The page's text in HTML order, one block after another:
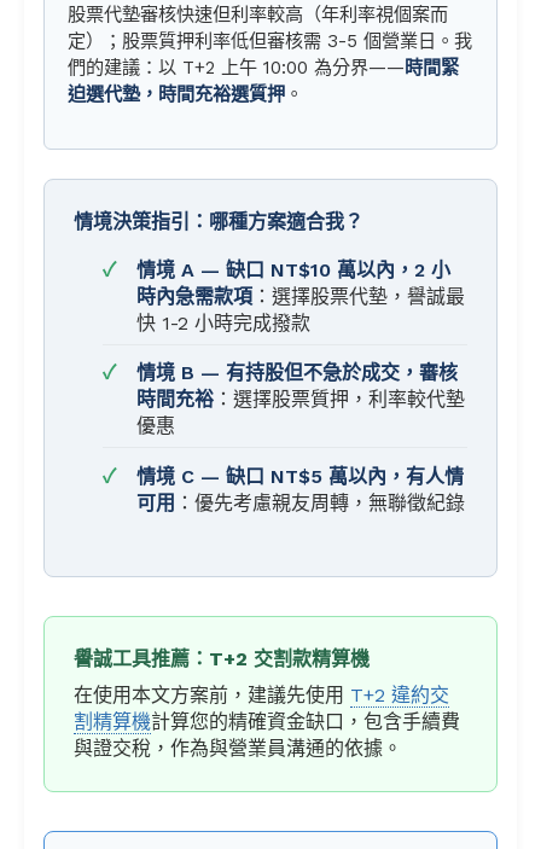
股票代墊審核快速但利率較高（年利率視個案而
定）；股票質押利率低但審核需 3-5 個營業日。我
們的建議：以 T+2 上午 10:00 為分界——時間緊
迫選代墊，時間充裕選質押 。
情境決策指引：哪種方案適合我？
情境 A — 缺口 NT$10 萬以內，2 小
時內急需款項 ：選擇股票代墊，譽誠最
快 1-2 小時完成撥款
情境 B — 有持股但不急於成交，審核
時間充裕 ：選擇股票質押，利率較代墊
優惠
情境 C — 缺口 NT$5 萬以內，有人情
可用 ：優先考慮親友周轉，無聯徵紀錄
譽誠工具推薦：T+2 交割款精算機
在使用本文方案前，建議先使用 T+2 違約交
割精算機計算您的精確資金缺口，包含手續費
與證交稅，作為與營業員溝通的依據。